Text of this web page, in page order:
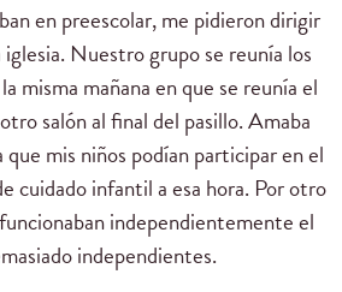
en preescolar, me pidieron dirigir
Nuestro grupo se reunía los
misma mañana en que se reunía el
salón al final del pasillo. Amaba
mis niños podían participar en el
cuidado infantil a esa hora. Por otro
independientemente el
independientes.